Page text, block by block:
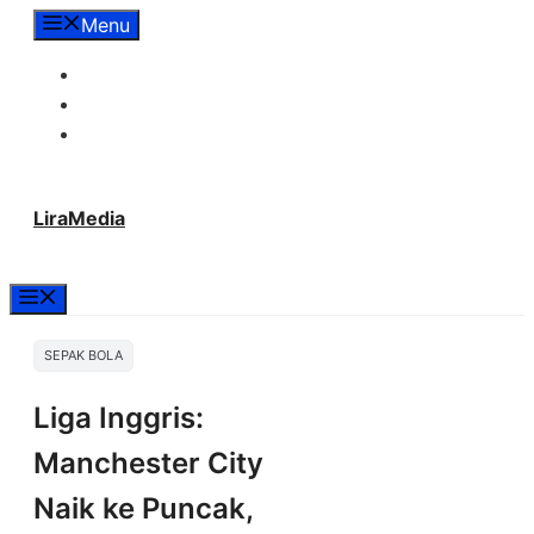
LangsungMenu
LiraMedia
SEPAK BOLA
Liga Inggris:
Manchester City
Naik ke Puncak,